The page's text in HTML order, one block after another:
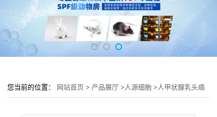
您当前的位置： 网站首页 > 产品展厅 >人源细胞 >人甲状腺乳头癌